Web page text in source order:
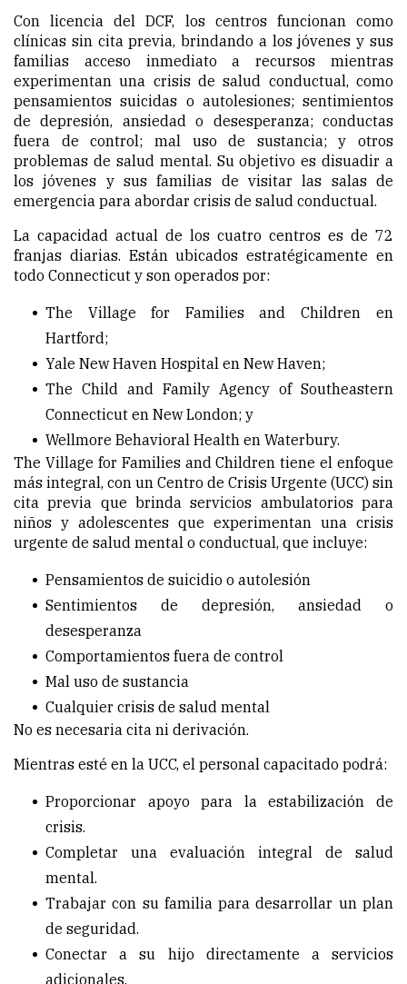
Con licencia del DCF, los centros funcionan como
clínicas sin cita previa, brindando a los jóvenes y sus
familias acceso inmediato a recursos mientras
experimentan una crisis de salud conductual, como
pensamientos suicidas o autolesiones; sentimientos
de depresión, ansiedad o desesperanza; conductas
fuera de control; mal uso de sustancia; y otros
problemas de salud mental. Su objetivo es disuadir a
los jóvenes y sus familias de visitar las salas de
emergencia para abordar crisis de salud conductual.
La capacidad actual de los cuatro centros es de 72
franjas diarias. Están ubicados estratégicamente en
todo Connecticut y son operados por:
The Village for Families and Children en
Hartford;
Yale New Haven Hospital en New Haven;
The Child and Family Agency of Southeastern
Connecticut en New London; y
Wellmore Behavioral Health en Waterbury.
The Village for Families and Children tiene el enfoque
más integral, con un Centro de Crisis Urgente (UCC) sin
cita previa que brinda servicios ambulatorios para
niños y adolescentes que experimentan una crisis
urgente de salud mental o conductual, que incluye:
Pensamientos de suicidio o autolesión
Sentimientos de depresión, ansiedad o
desesperanza
Comportamientos fuera de control
Mal uso de sustancia
Cualquier crisis de salud mental
No es necesaria cita ni derivación.
Mientras esté en la UCC, el personal capacitado podrá:
Proporcionar apoyo para la estabilización de
crisis.
Completar una evaluación integral de salud
mental.
Trabajar con su familia para desarrollar un plan
de seguridad.
Conectar a su hijo directamente a servicios
adicionales.